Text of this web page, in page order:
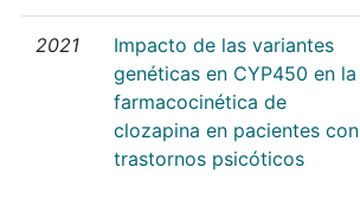
2021
Impacto de las variantes
genéticas en CYP450 en la
farmacocinética de
clozapina en pacientes con
trastornos psicóticos